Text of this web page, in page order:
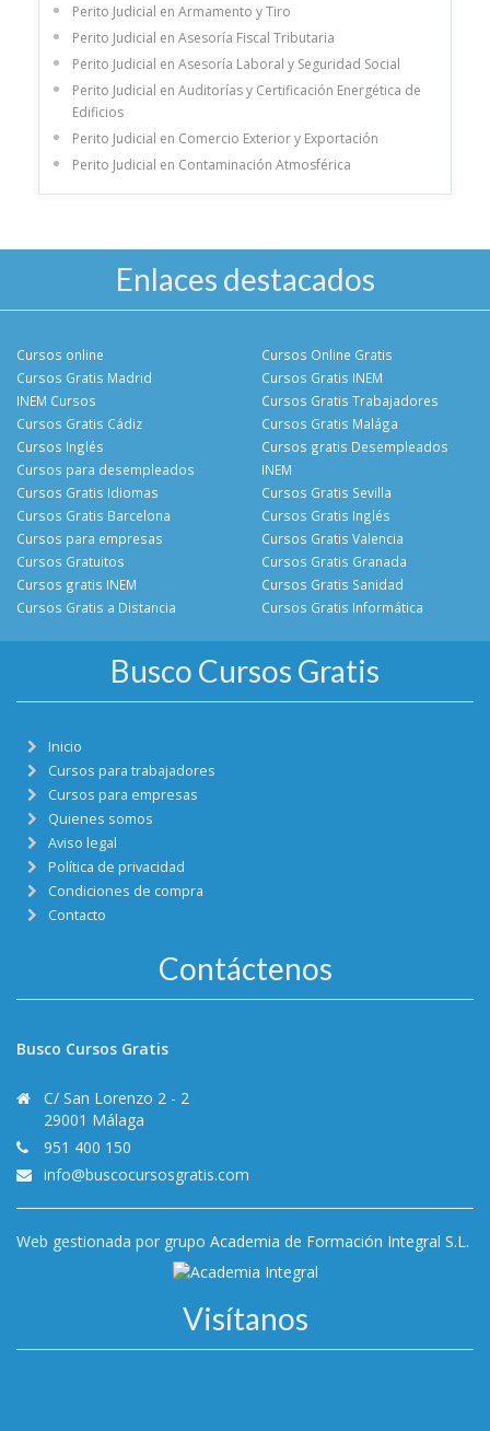
Perito Judicial en Armamento y Tiro
Perito Judicial en Asesoría Fiscal Tributaria
Perito Judicial en Asesoría Laboral y Seguridad Social
Perito Judicial en Auditorías y Certificación Energética de
Edificios
Perito Judicial en Comercio Exterior y Exportación
Perito Judicial en Contaminación Atmosférica
Enlaces destacados
Cursos online
Cursos Gratis Madrid
INEM Cursos
Cursos Gratis Cádiz
Cursos Online Gratis
Cursos Gratis INEM
Cursos Gratis Trabajadores
Cursos Gratis Malága
Cursos Inglés
Cursos para desempleados
Cursos Gratis Idiomas
Cursos Gratis Barcelona
Cursos gratis Desempleados
INEM
Cursos Gratis Sevilla
Cursos Gratis Inglés
Cursos para empresas
Cursos Gratuitos
Cursos gratis INEM
Cursos Gratis a Distancia
Cursos Gratis Valencia
Cursos Gratis Granada
Cursos Gratis Sanidad
Cursos Gratis Informática
Busco Cursos Gratis
Inicio
Cursos para trabajadores
Cursos para empresas
Quienes somos
Aviso legal
Política de privacidad
Condiciones de compra
Contacto
Contáctenos
Busco Cursos Gratis
C/ San Lorenzo 2 - 2
29001 Málaga
951 400 150
info@buscocursosgratis.com
Web gestionada por grupo Academia de Formación Integral S.L.
Visítanos